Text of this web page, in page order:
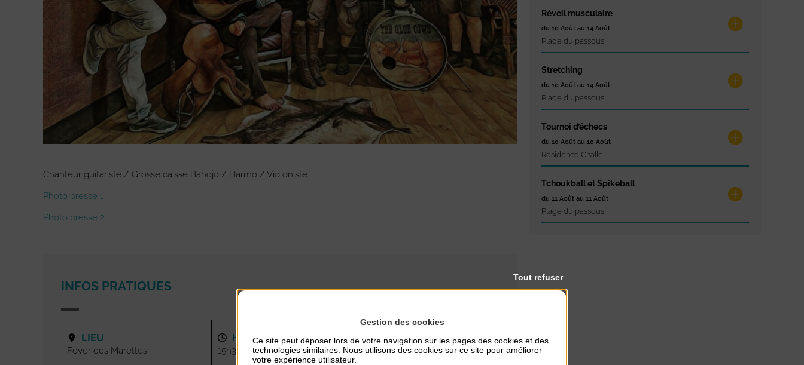
Chanteur guitariste / Grosse caisse Bandjo / Harmo / Violoniste
Photo presse 1
Photo presse 2
INFOS PRATIQUES
LIEU
Foyer des Marettes
HORAIRES
15h30
TARIFS
Gratuit
Réveil musculaire
du 10 Août au 14 Août
Plage du passous
Stretching
du 10 Août au 14 Août
Plage du passous
Tournoi d’échecs
du 10 Août au 10 Août
Résidence Challe
Tchoukball et Spikeball
du 11 Août au 11 Août
Plage du passous
Gestion des cookies
Ce site peut déposer lors de votre navigation sur les pages des cookies et des
technologies similaires. Nous utilisons des cookies sur ce site pour améliorer
votre expérience utilisateur.
Tout refuser